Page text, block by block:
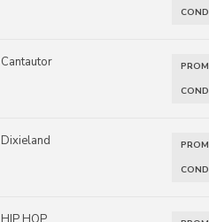
Cantautor
Dixieland